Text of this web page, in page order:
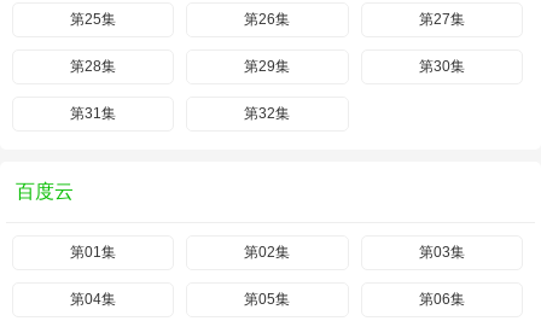
第25集 第26集 第27集
第28集 第29集 第30集
第31集 第32集
百度云
第01集 第02集 第03集
第04集 第05集 第06集